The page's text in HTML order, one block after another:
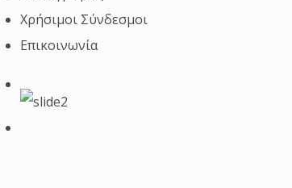
Χρήσιμοι Σύνδεσμοι
Επικοινωνία